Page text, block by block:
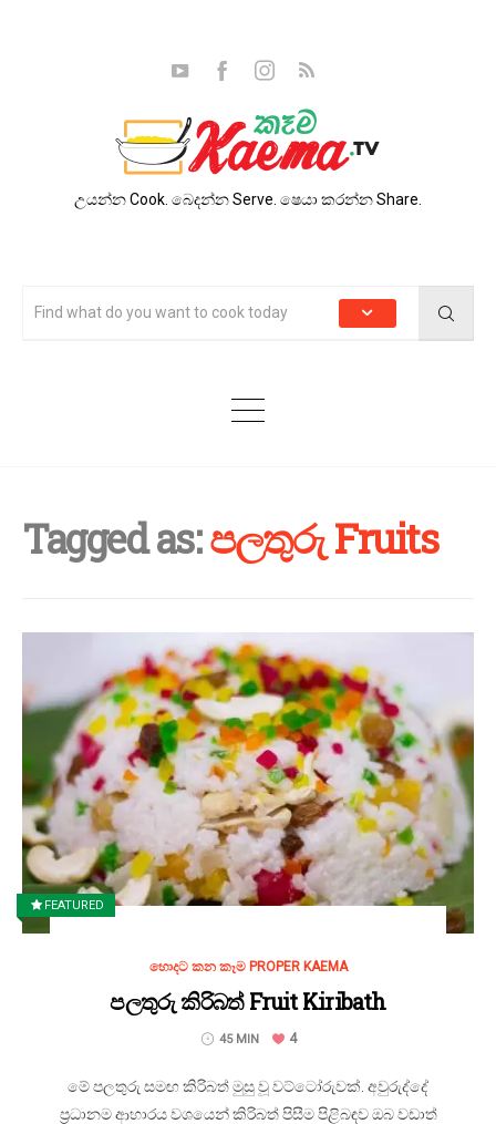
උයන්න Cook. බෙදන්න Serve. ෂෙයා කරන්න Share.
Tagged as:පලතුරු Fruits
FEATURED
හොදට කන කෑම PROPER KAEMA
පලතුරු කිරිබත් Fruit Kiribath
45 MIN 4
මේ පලතුරු සමඟ කිරිබත් මුසු වූ වට්ටෝරුවක්. අවුරුද්දේ
ප්‍රධානම ආහාරය වශයෙන් කිරිබත් පිසීම පිළිබඳව ඔබ වඩාත්